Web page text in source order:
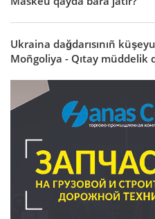
Ukraina dağdarısınıñ
Moñgoliya - Qıtay müddelik